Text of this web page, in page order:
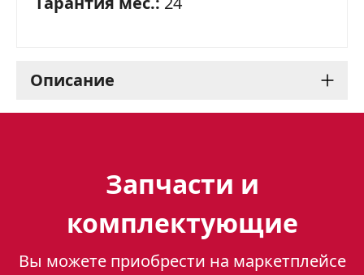
Описание
для вашей кухни
Газовая плита Gefest 6300-03 0040 – это
надежный и функциональный
Запчасти и
комплектующие
Вы можете приобрести на маркетплейсе